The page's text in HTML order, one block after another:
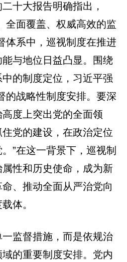
十大报告明确指出，
全面覆盖、权威高效的监
体系中，巡视制度在推进
与地位日益凸显。围绕
的制度定位，习近平强
的战略性制度安排。要深
度上突出党的全面领
党的建设，在政治定位
。”在这一背景下，巡视制
性和历史使命，成为新
、推动全面从严治党向
体。
监督措施，而是依规治
的重要制度安排。党内